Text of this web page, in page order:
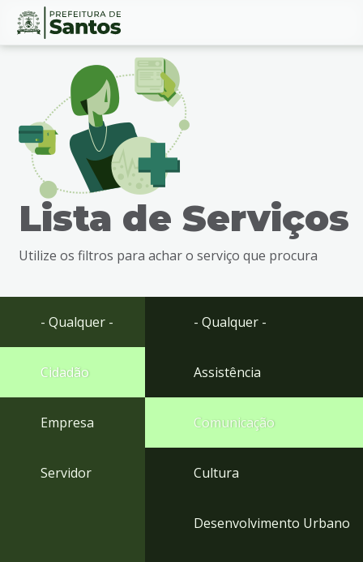
Ir
busca
Ir
rodapé
Conteúdo
Lista de Serviços
Utilize os filtros para achar o serviço que procura
- Qualquer -
Cidadão
Empresa
Servidor
- Qualquer -
Assistência
Comunicação
Cultura
Desenvolvimento Urbano